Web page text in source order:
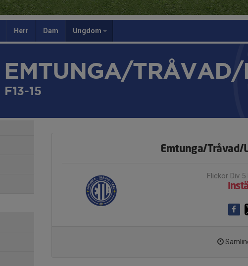
Herr Dam Ungdom
EMTUNGA/TRÅVAD/
F13-15
Emtunga/Tråvad/
Flickor Div